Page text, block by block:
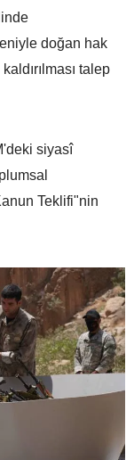
doğan hak
talep
siyasî
Teklifi"nin